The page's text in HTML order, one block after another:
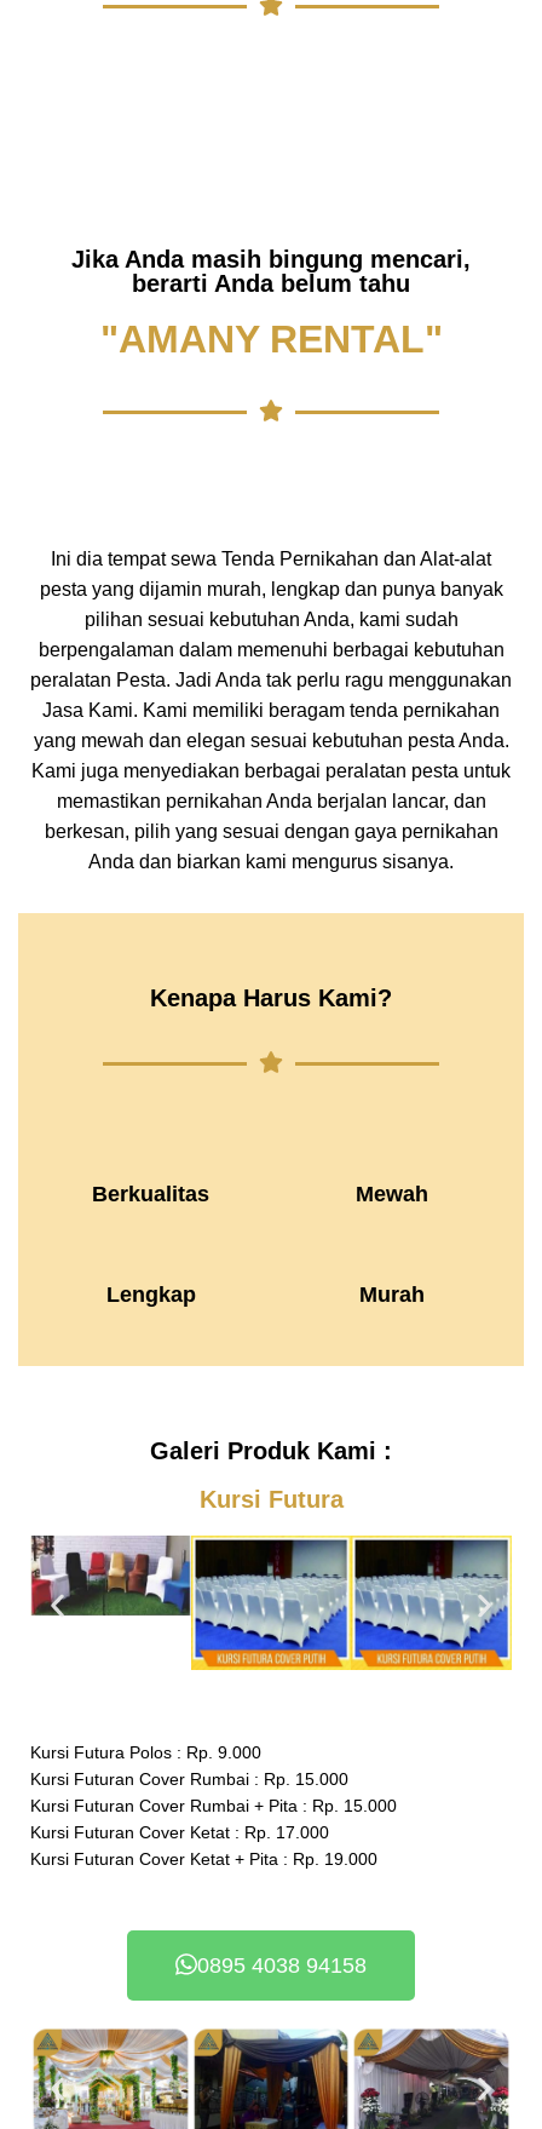
Jika Anda masih bingung mencari,
berarti Anda belum tahu
"AMANY RENTAL"
Ini dia tempat sewa Tenda Pernikahan dan Alat-alat
pesta yang dijamin murah, lengkap dan punya banyak
pilihan sesuai kebutuhan Anda, kami sudah
berpengalaman dalam memenuhi berbagai kebutuhan
peralatan Pesta. Jadi Anda tak perlu ragu menggunakan
Jasa Kami. Kami memiliki beragam tenda pernikahan
yang mewah dan elegan sesuai kebutuhan pesta Anda.
Kami juga menyediakan berbagai peralatan pesta untuk
memastikan pernikahan Anda berjalan lancar, dan
berkesan, pilih yang sesuai dengan gaya pernikahan
Anda dan biarkan kami mengurus sisanya.
Kenapa Harus Kami?
Berkualitas Mewah
Lengkap Murah
Galeri Produk Kami :
Kursi Futura
Kursi Futura Polos : Rp. 9.000
Kursi Futuran Cover Rumbai : Rp. 15.000
Kursi Futuran Cover Rumbai + Pita : Rp. 15.000
Kursi Futuran Cover Ketat : Rp. 17.000
Kursi Futuran Cover Ketat + Pita : Rp. 19.000
0895 4038 94158